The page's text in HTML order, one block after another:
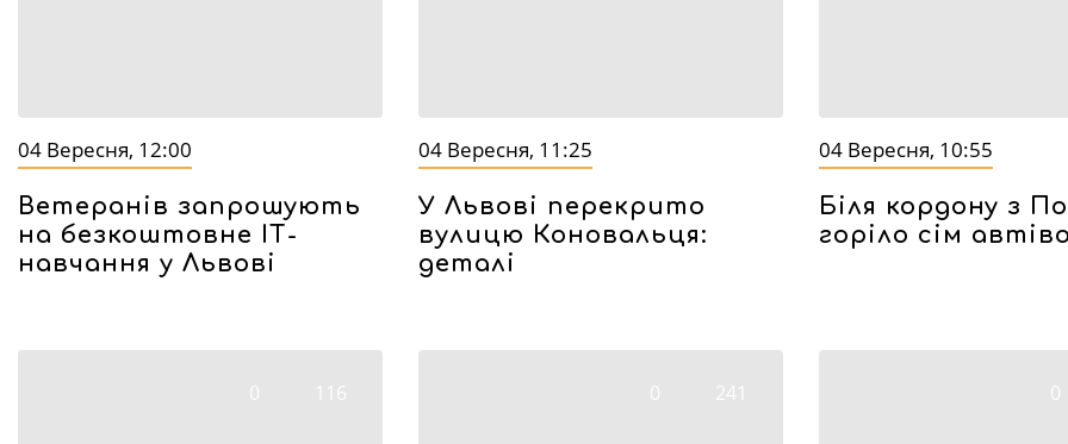
04 Вересня, 12:00
Ветеранів запрошують
на безкоштовне ІТ-
навчання у Львові
04 Вересня, 11:25
У Львові перекрито
вулицю Коновальця:
деталі
04 Вересня, 10:55
Біля кордону з
горіло сім
0 116 0 241 0